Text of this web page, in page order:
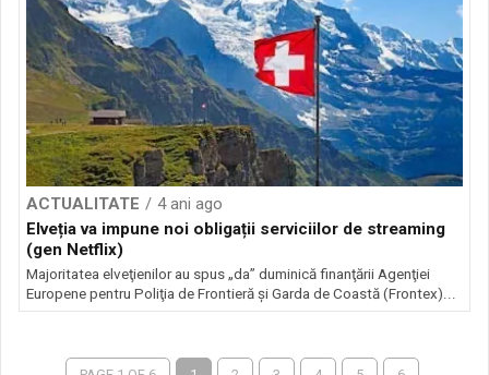
ACTUALITATE
4 ani ago
Elveția va impune noi obligații serviciilor de streaming
(gen Netflix)
Majoritatea elveţienilor au spus „da” duminică finanţării Agenţiei
Europene pentru Poliţia de Frontieră şi Garda de Coastă (Frontex)...